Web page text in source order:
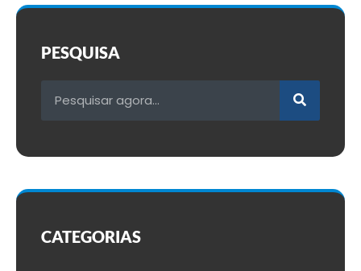
PESQUISA
CATEGORIAS